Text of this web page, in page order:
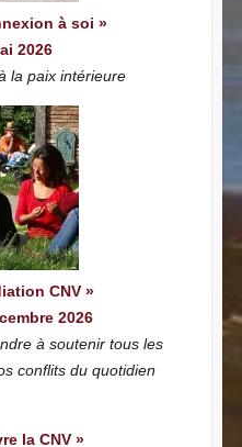
à soi »
2026
la paix intérieure
CNV »
2026
à soutenir tous les
conflits du quotidien
la CNV »